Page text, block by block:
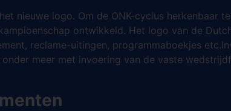
nieuwe logo. Om de ONK-cyclus herkenbaar
ontwikkeld. Het logo van de
reclame-uitingen, programmaboekjes
meer met invoering van de vaste